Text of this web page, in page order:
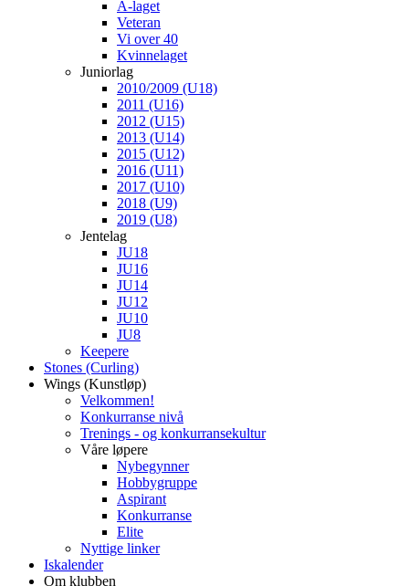
A-laget
Veteran
Vi over 40
Kvinnelaget
Juniorlag
2010/2009 (U18)
2011 (U16)
2012 (U15)
2013 (U14)
2015 (U12)
2016 (U11)
2017 (U10)
2018 (U9)
2019 (U8)
Jentelag
JU18
JU16
JU14
JU12
JU10
JU8
Keepere
Stones (Curling)
Wings (Kunstløp)
Velkommen!
Konkurranse nivå
Trenings - og konkurransekultur
Våre løpere
Nybegynner
Hobbygruppe
Aspirant
Konkurranse
Elite
Nyttige linker
Iskalender
Om klubben